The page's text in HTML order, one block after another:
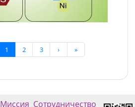
1 2 3 › »
Миссия Сотрудничество